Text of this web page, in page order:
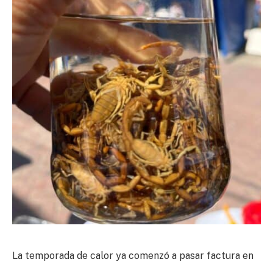
La temporada de calor ya comenzó a pasar factura en